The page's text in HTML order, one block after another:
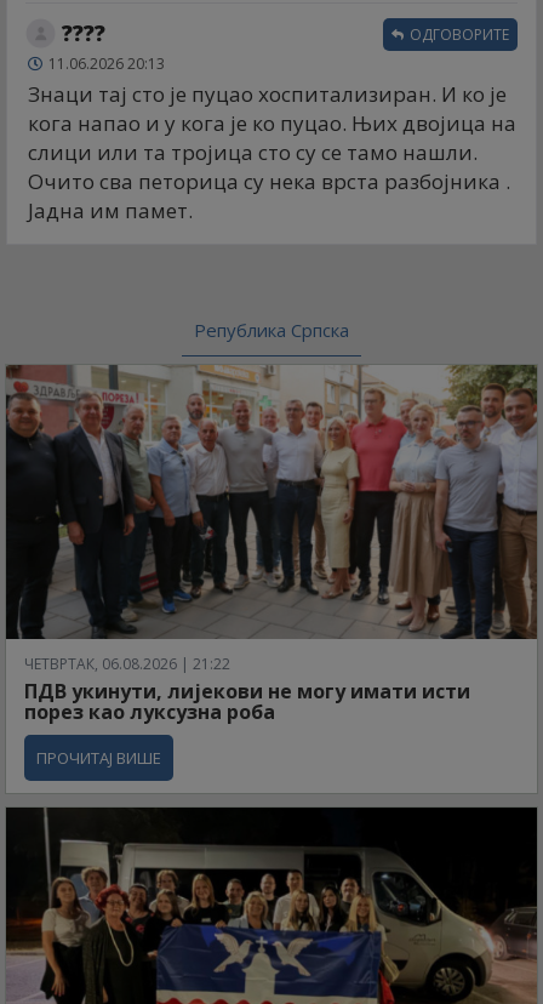
????
11.06.2026 20:13
Знаци тај сто је пуцао хоспитализиран. И ко је
кога напао и у кога је ко пуцао. Њих двојица на
слици или та тројица сто су се тамо нашли.
Очито сва петорица су нека врста разбојника .
Јадна им памет.
ОДГОВОРИТЕ
Република Српска
ЧЕТВРТАК, 06.08.2026 | 21:22
ПДВ укинути, лијекови не могу имати исти
порез као луксузна роба
ПРОЧИТАЈ ВИШЕ